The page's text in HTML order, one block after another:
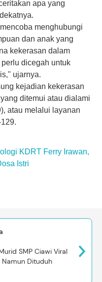
apa yang
menghubungi
dan anak yang
kekerasan dalam
dicegah untuk
ujarnya.
kejadian kekerasan
ditemui atau dialami
atau melalui layanan
KDRT Ferry Irawan,
Istri
SMP Ciawi Viral
Dituduh